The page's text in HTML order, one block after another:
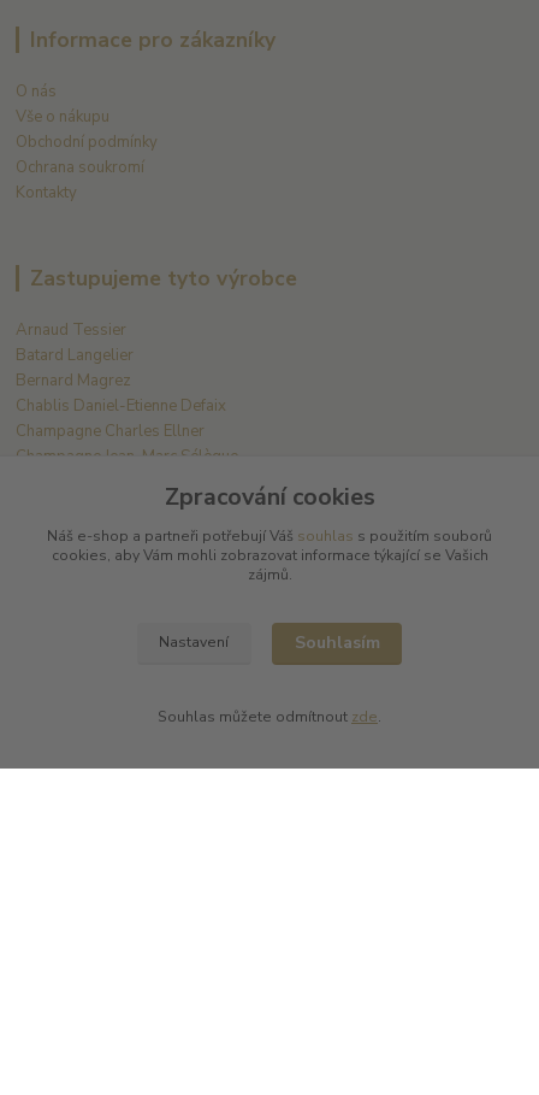
Informace pro zákazníky
O nás
Vše o nákupu
Obchodní podmínky
Ochrana soukromí
Kontakty
Zastupujeme tyto výrobce
Arnaud Tessier
Batard Langelier
Bernard Magrez
Chablis Daniel-Etienne Defaix
Champagne Charles Ellner
Champagne Jean-Marc Sélèque
Zobrazit další výrobce →
L PLUS - Miloslav Lerch
Zpracování cookies
Náš e-shop a partneři potřebují Váš souhlas s použitím souborů
cookies, aby Vám mohli zobrazovat informace týkající se Vašich
zájmů.
Nastavení Souhlasím
Souhlas můžete odmítnout zde.